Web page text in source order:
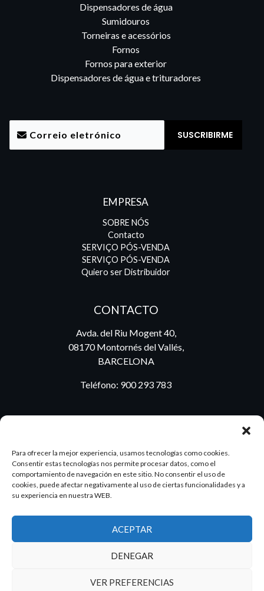
Para ofrecer la mejor experiencia, usamos tecnologías como cookies.
Consentir estas tecnologías nos permite procesar datos, como el
comportamiento de navegación en este sitio. No consentir el uso de
cookies, puede afectar negativamente al uso de ciertas funcionalidades y a
su experiencia en nuestra WEB.
ACEPTAR
DENEGAR
VER PREFERENCIAS
Dispensadores de água
Sumidouros
Torneiras e acessórios
Fornos
Fornos para exterior
Dispensadores de água e trituradores
EMPRESA
SOBRE NÓS
Contacto
SERVIÇO PÓS-VENDA
SERVIÇO PÓS-VENDA
Quiero ser Distribuidor
CONTACTO
Avda. del Riu Mogent 40,
08170 Montornés del Vallés,
BARCELONA
Teléfono: 900 293 783
2026 Dake. Todos los derechos reservados.